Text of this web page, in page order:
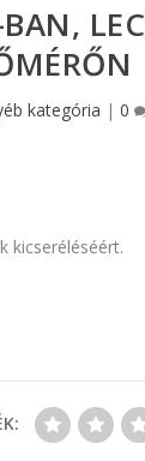
kategória | 0
kicseréléséért.